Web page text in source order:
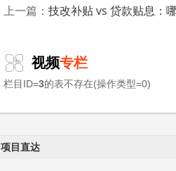
备案信息不准确将导致严重后
3.3 如何确保信息准确
上一篇： 技改补贴 vs 贷款贴息：
视频专栏
栏目ID=3的表不存在(操作类型=0)
项目直达